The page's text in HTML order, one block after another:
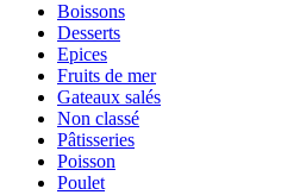
Boissons
Desserts
Epices
Fruits de mer
Gateaux salés
Non classé
Pâtisseries
Poisson
Poulet